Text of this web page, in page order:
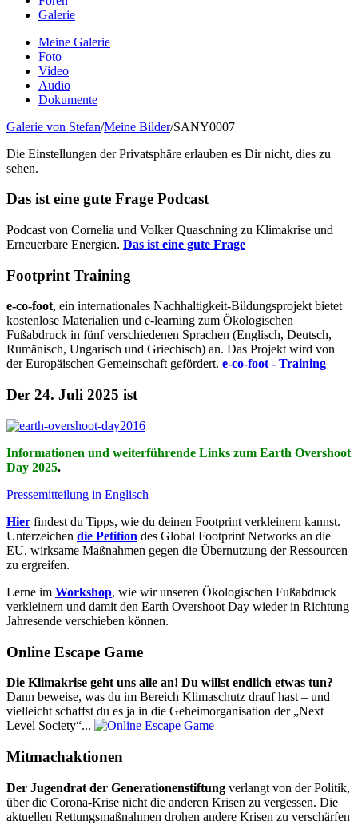
Galerie
Meine Galerie
Foto
Video
Audio
Dokumente
Galerie von Stefan/Meine Bilder/SANY0007
Die Einstellungen der Privatsphäre erlauben es Dir nicht, dies zu
sehen.
Das ist eine gute Frage Podcast
Podcast von Cornelia und Volker Quaschning zu Klimakrise und
Erneuerbare Energien. Das ist eine gute Frage
Footprint Training
e-co-foot, ein internationales Nachhaltigkeit-Bildungsprojekt bietet
kostenlose Materialien und e-learning zum Ökologischen
Fußabdruck in fünf verschiedenen Sprachen (Englisch, Deutsch,
Rumänisch, Ungarisch und Griechisch) an. Das Projekt wird von
der Europäischen Gemeinschaft gefördert. e-co-foot - Training
Der 24. Juli 2025 ist
Informationen und weiterführende Links zum Earth Overshoot
Day 2025.
Pressemitteilung in Englisch
Hier findest du Tipps, wie du deinen Footprint verkleinern kannst.
Unterzeichen die Petition des Global Footprint Networks an die
EU, wirksame Maßnahmen gegen die Übernutzung der Ressourcen
zu ergreifen.
Lerne im Workshop, wie wir unseren Ökologischen Fußabdruck
verkleinern und damit den Earth Overshoot Day wieder in Richtung
Jahresende verschieben können.
Online Escape Game
Die Klimakrise geht uns alle an! Du willst endlich etwas tun?
Dann beweise, was du im Bereich Klimaschutz drauf hast – und
vielleicht schaffst du es ja in die Geheimorganisation der „Next
Level Society“...
Mitmachaktionen
Der Jugendrat der Generationenstiftung verlangt von der Politik,
über die Corona-Krise nicht die anderen Krisen zu vergessen. Die
aktuellen Rettungsmaßnahmen drohen andere Krisen zu verschärfen